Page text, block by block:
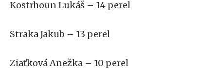
Kostrhoun Lukáš – 14 perel
Straka Jakub – 13 perel
Ziaťková Anežka – 10 perel